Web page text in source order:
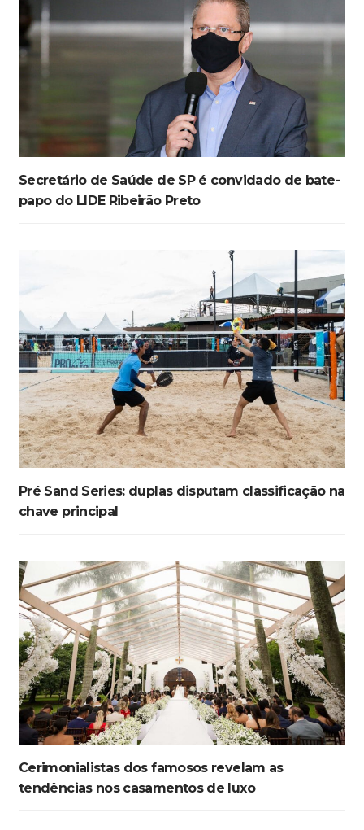
Secretário de Saúde de SP é convidado de bate-
papo do LIDE Ribeirão Preto
Pré Sand Series: duplas disputam classificação na
chave principal
Cerimonialistas dos famosos revelam as
tendências nos casamentos de luxo